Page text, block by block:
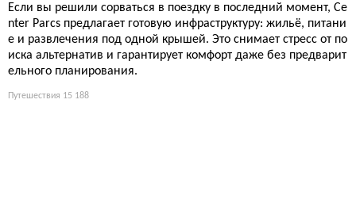
Если вы решили сорваться в поездку в последний момент, Ce
nter Parcs предлагает готовую инфраструктуру: жильё, питани
е и развлечения под одной крышей. Это снимает стресс от по
иска альтернатив и гарантирует комфорт даже без предварит
ельного планирования.
Путешествия 15 188